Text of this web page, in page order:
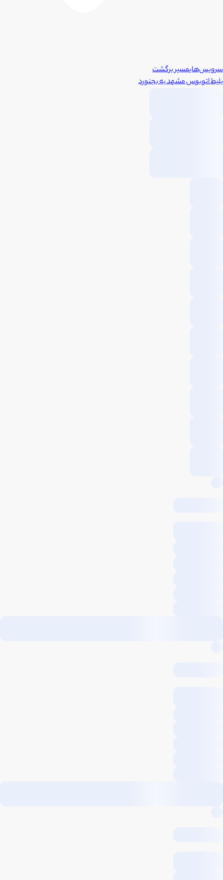
سرویس‌هایمسیر برگشت
بلیط اتوبوسمشهدبهبجنورد